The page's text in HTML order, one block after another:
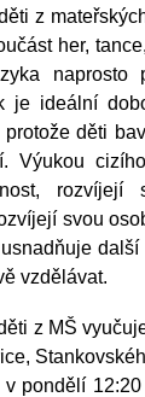
z
her,
naprosto
je ideální
děti
Výukou
rozvíjejí
svou
vzdělávat.
z MŠ
vpondělí 12:20